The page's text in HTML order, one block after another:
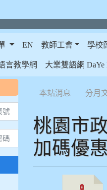
EN 教師工會 學校
言教學網 大業雙語網 DaYe
本站消息 分月
桃園市
加碼優